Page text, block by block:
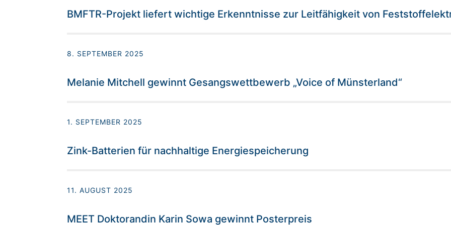
BMFTR-Projekt liefert wichtige Erkenntnisse zur Leitfähigkeit von
8. SEPTEMBER 2025
Melanie Mitchell gewinnt Gesangswettbewerb „Voice of Münsterland“
1. SEPTEMBER 2025
Zink-Batterien für nachhaltige Energiespeicherung
11. AUGUST 2025
MEET Doktorandin Karin Sowa gewinnt Posterpreis